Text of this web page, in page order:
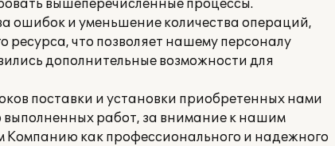
вышеперечисленные процессы.
ошибок и уменьшение количества операций,
что позволяет нашему персоналу
дополнительные возможности для
поставки и установки приобретенных нами
выполненных работ, за внимание к нашим
Компанию как профессионального и надежного